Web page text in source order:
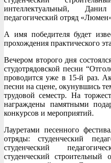
интеллектуальный,
педагогический отряд
А имя победителя будет
прохождения практического
Вечером второго дня
студотрядовской песни
проводится уже в 15-й раз.
песни на сцене, окунувшись
трудовой семестр. На
награждены памятными
конкурсов и мероприятий.
Лауретами песенного
отряды: студенческий
студенческий
студенческий строительный